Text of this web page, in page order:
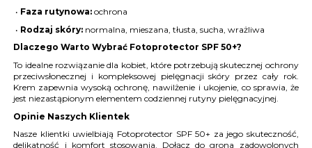
• Faza rutynowa: ochrona
• Rodzaj skóry: normalna, mieszana, tłusta, sucha, wrażliwa
Dlaczego Warto Wybrać Fotoprotector SPF 50+?
To idealne rozwiązanie dla kobiet, które potrzebują skutecznej ochrony
przeciwsłonecznej i kompleksowej pielęgnacji skóry przez cały rok.
Krem zapewnia wysoką ochronę, nawilżenie i ukojenie, co sprawia, że
jest niezastąpionym elementem codziennej rutyny pielęgnacyjnej.
Opinie Naszych Klientek
Nasze klientki uwielbiają Fotoprotector SPF 50+ za jego skuteczność,
delikatność i komfort stosowania. Dołącz do grona zadowolonych